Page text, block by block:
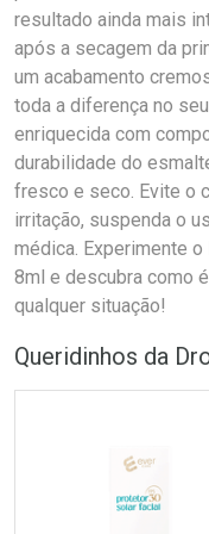
resultado ainda mais
após a secagem da
um acabamento
toda a diferença no
enriquecida com
durabilidade do
fresco e seco. Evite o
irritação, suspenda o
médica. Experimente
8ml e descubra como
qualquer situação!
Queridinhos da